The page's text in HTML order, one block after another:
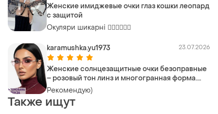
Женские имиджевые очки глаз кошки леопард
с защитой
Окуляри шикарні ❤️‍🔥❤️‍🔥❤️‍🔥
karamushka.yu1973 23.07.2026
Женские солнцезащитные очки безоправные
– розовый тон линз и многогранная форма.
код: 8215 c1 +1.75
Рекомендую)
Также ищут